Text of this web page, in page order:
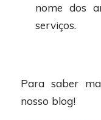
nome dos
serviços.
Para saber
nosso blog!